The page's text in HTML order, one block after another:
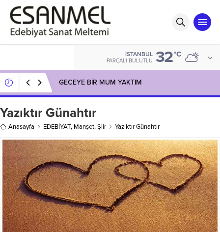
İSTANBUL
PARÇALI BULUTLU 32°C
GECEYE BİR MUM YAKTIM
Yazıktır Günahtır
Anasayfa EDEBİYAT, Manşet,Şiir Yazıktır Günahtır